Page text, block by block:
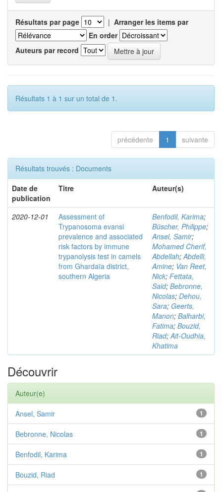
Résultats par page | Arranger les items par
En order
Auteurs par record
Résultats 1 à 1 sur un total de 1.
précédente 1 suivante
Résultats trouvés : Documents
Date de
publication
Titre Auteur(s)
2020-12-01
Assessment of
Trypanosoma evansi
prevalence and associated
risk factors by immune
trypanolysis test in camels
from Ghardaïa district,
southern Algeria
Benfodil, Karima;
Büscher, Philippe;
Ansel, Samir;
Mohamed Cherif,
Abdellah;Abdelli,
Amine; Van Reet,
Nick; Fettata,
Said; Bebronne,
Nicolas; Dehou,
Sara; Geerts,
Manon; Balharbi,
Fatima; Bouzid,
Riad;Ait-Oudhia,
Khatima
Découvrir
Auteur(e)
1
Ansel, Samir
1
Bebronne, Nicolas
1
Benfodil, Karima
1
Bouzid, Riad